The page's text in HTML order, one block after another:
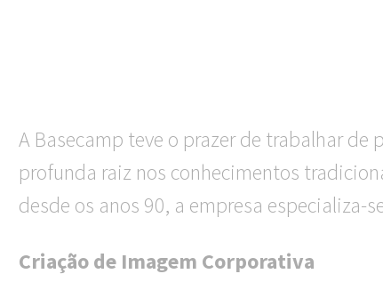
A Basecamp teve o prazer de trabalhar de
profunda raiz nos conhecimentos
desde os anos 90, a empresa
Criação de Imagem Corporativa